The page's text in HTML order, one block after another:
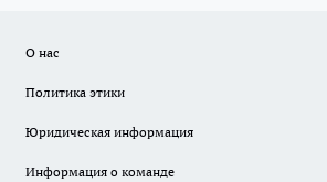
О нас
Политика этики
Юридическая информация
Информация о команде